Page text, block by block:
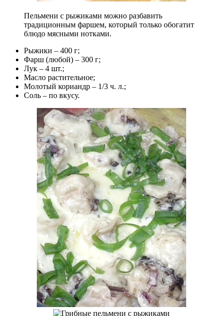
Пельмени с рыжиками можно разбавить
традиционным фаршем, который только обогатит
блюдо мясными нотками.
Рыжики – 400 г;
Фарш (любой) – 300 г;
Лук – 4 шт.;
Масло растительное;
Молотый кориандр – 1/3 ч. л.;
Соль – по вкусу.